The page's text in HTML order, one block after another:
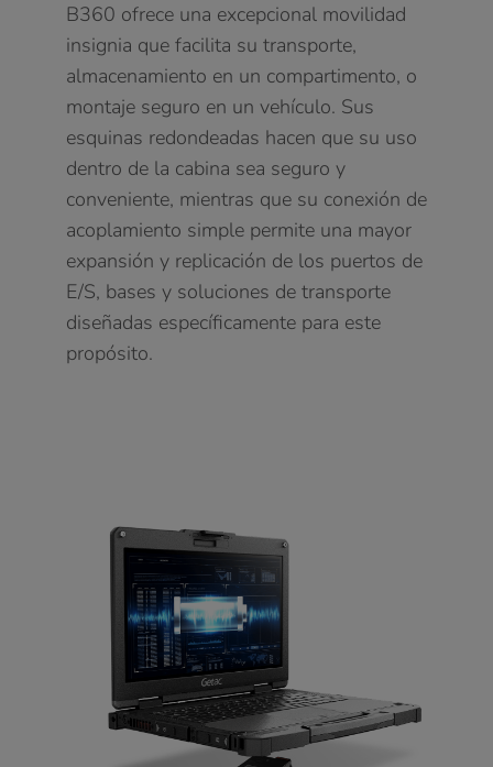
B360 ofrece una excepcional movilidad
insignia que facilita su transporte,
almacenamiento en un compartimento, o
montaje seguro en un vehículo. Sus
esquinas redondeadas hacen que su uso
dentro de la cabina sea seguro y
conveniente, mientras que su conexión de
acoplamiento simple permite una mayor
expansión y replicación de los puertos de
E/S, bases y soluciones de transporte
diseñadas específicamente para este
propósito.